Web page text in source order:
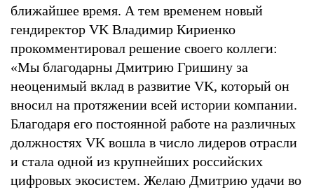
ближайшее время. А тем временем новый
гендиректор VK Владимир Кириенко
прокомментировал решение своего коллеги:
«Мы благодарны Дмитрию Гришину за
неоценимый вклад в развитие VK, который он
вносил на протяжении всей истории компании.
Благодаря его постоянной работе на различных
должностях VK вошла в число лидеров отрасли
и стала одной из крупнейших российских
цифровых экосистем. Желаю Дмитрию удачи во